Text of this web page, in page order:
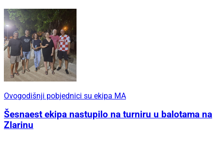
Ovogodišnji pobjednici su ekipa MA
Šesnaest ekipa nastupilo na turniru u balotama na
Zlarinu